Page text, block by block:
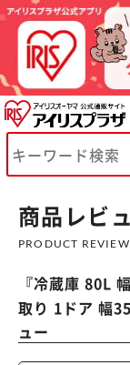
商品レビ
PRODUCT REVIEW
『冷蔵庫 80L
取り 1ドア 幅
ュー
※ご確認
カート